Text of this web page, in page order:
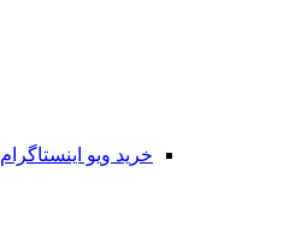
خرید ویو اینستاگرام